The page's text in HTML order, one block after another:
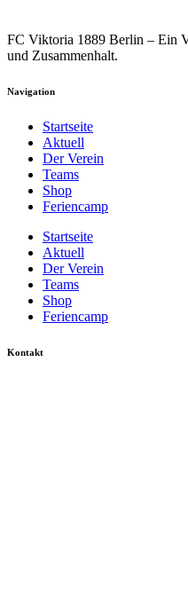
FC Viktoria 1889 Berlin – Ein
und Zusammenhalt.
Navigation
Startseite
Aktuell
Der Verein
Teams
Shop
Feriencamp
Startseite
Aktuell
Der Verein
Teams
Shop
Feriencamp
Kontakt